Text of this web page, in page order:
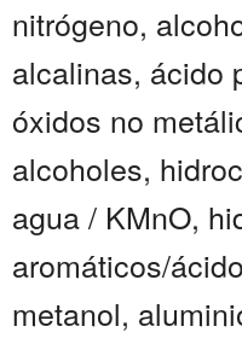
nitrógeno,
alcalinas, ácido
óxidos no
alcoholes,
agua / KMnO,
aromáticos/
metanol,